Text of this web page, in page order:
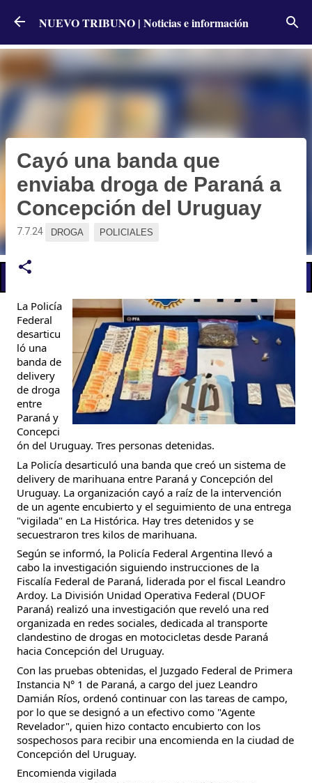
Ir al contenido principal
NUEVO TRIBUNO | Noticias e información
📢 LO ÚLTIMO
Cayó una banda que
enviaba droga de Paraná a
Concepción del Uruguay
7.7.24 DROGA POLICIALES
La Policía
Federal
desarticu
ló una
banda de
delivery
de droga
entre
Paraná y
Concepci
ón del Uruguay. Tres personas detenidas.
La Policía desarticuló una banda que creó un sistema de
delivery de marihuana entre Paraná y Concepción del
Uruguay. La organización cayó a raíz de la intervención
de un agente encubierto y el seguimiento de una entrega
"vigilada" en La Histórica. Hay tres detenidos y se
secuestraron tres kilos de marihuana.
Según se informó, la Policía Federal Argentina llevó a
cabo la investigación siguiendo instrucciones de la
Fiscalía Federal de Paraná, liderada por el fiscal Leandro
Ardoy. La División Unidad Operativa Federal (DUOF
Paraná) realizó una investigación que reveló una red
organizada en redes sociales, dedicada al transporte
clandestino de drogas en motocicletas desde Paraná
hacia Concepción del Uruguay.
Con las pruebas obtenidas, el Juzgado Federal de Primera
Instancia N° 1 de Paraná, a cargo del juez Leandro
Damián Ríos, ordenó continuar con las tareas de campo,
por lo que se designó a un efectivo como "Agente
Revelador", quien hizo contacto encubierto con los
sospechosos para recibir una encomienda en la ciudad de
Concepción del Uruguay.
Encomienda vigilada